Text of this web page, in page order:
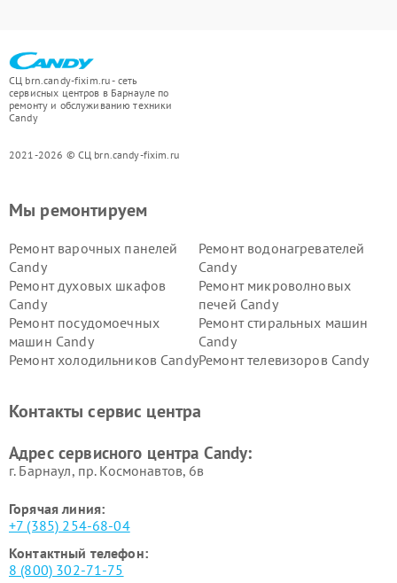
СЦ brn.candy-fixim.ru - сеть
сервисных центров в Барнауле по
ремонту и обслуживанию техники
Candy
2021-2026 © СЦ brn.candy-fixim.ru
Мы ремонтируем
Ремонт варочных панелей
Candy
Ремонт водонагревателей
Candy
Ремонт духовых шкафов
Candy
Ремонт микроволновых
печей Candy
Ремонт посудомоечных
машин Candy
Ремонт стиральных машин
Candy
Ремонт холодильников CandyРемонт телевизоров Candy
Контакты сервис центра
Адрес сервисного центра Candy:
г. Барнаул, ​пр. Космонавтов, 6в
Горячая линия:
+7 (385) 254-68-04
Контактный телефон:
8 (800) 302-71-75